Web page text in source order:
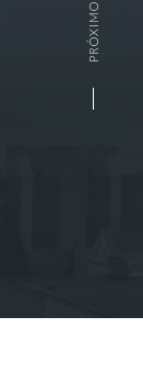
PRÓXIMO